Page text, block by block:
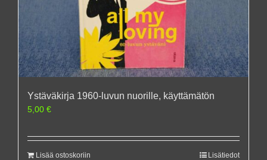
Ystäväkirja 1960-luvun nuorille, käyttämätön
5,00 €
Lisää ostoskoriin Lisätiedot